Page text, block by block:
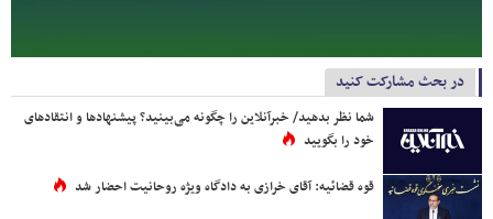
در بحث مشارکت کنید
شما نظر بدهید/ خبرآنلاین را چگونه می‌بینید؟ پیشنهادها و انتقادهای
خود را بگویید
قوه قضائیه: آقای خرازی به دادگاه ویژه روحانیت احضار شد